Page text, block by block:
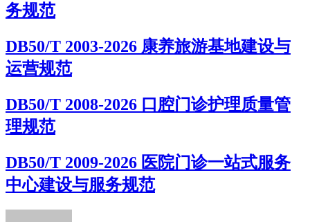
务规范
DB50/T 2003-2026 康养旅游基地建设与
运营规范
DB50/T 2008-2026 口腔门诊护理质量管
理规范
DB50/T 2009-2026 医院门诊一站式服务
中心建设与服务规范